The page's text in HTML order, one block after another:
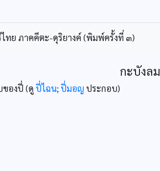
ทย ภาคคีตะ-ดุริยางค์ (พิมพ์ครั้งที่ ๓)
กะบังลม
ของปี่ (ดู ปี่ไฉน; ปี่มอญ ประกอบ)